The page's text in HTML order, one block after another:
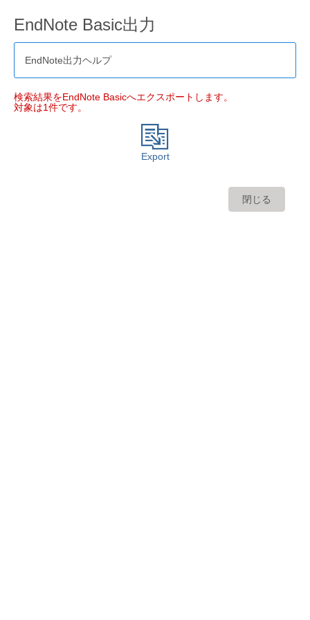
EndNote Basic出力
EndNote出力ヘルプ
検索結果をEndNote Basicへエクスポートします。
対象は1件です。
Export